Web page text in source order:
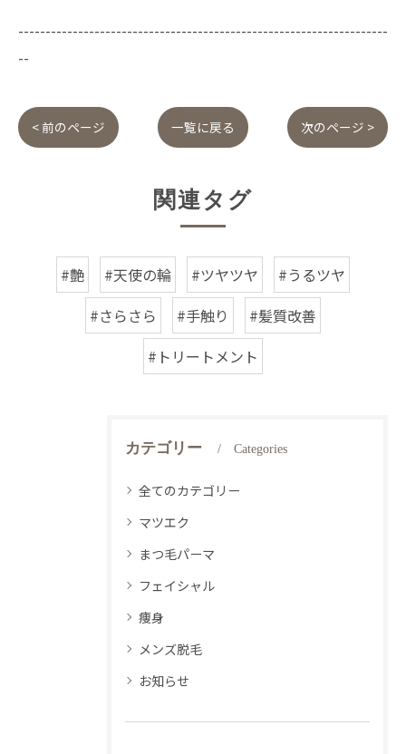
--------------------------------------------------------------------
--
< 前のページ 一覧に戻る 次のページ >
関連タグ
#艶 #天使の輪 #ツヤツヤ
#うるツヤ
#さらさら
#手触り
#髪質改善
#トリートメント
カテゴリー Categories
全てのカテゴリー
マツエク
まつ毛パーマ
フェイシャル
痩身
メンズ脱毛
お知らせ